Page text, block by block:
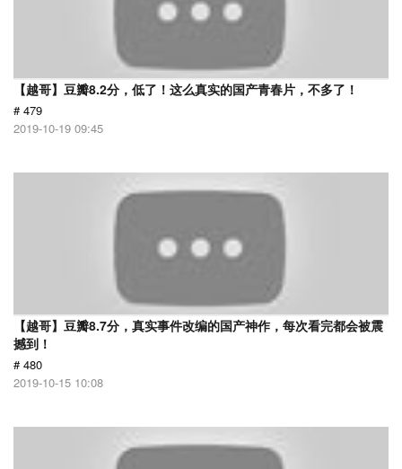
【越哥】豆瓣8.2分，低了！这么真实的国产青春片，不多了！
# 479
2019-10-19 09:45
【越哥】豆瓣8.7分，真实事件改编的国产神作，每次看完都会被震
撼到！
# 480
2019-10-15 10:08